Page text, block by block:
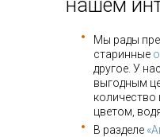
нашем
Мы рады
старинные
другое. У
выгодным
количество
цветом,
В разделе